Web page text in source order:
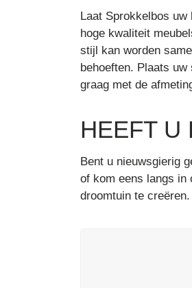
Laat Sprokkelbos
hoge kwaliteit
stijl kan worden
behoeften. Plaats
graag met de
HEEFT U
Bent u nieuwsgierig
of kom eens langs in
droomtuin te creëren.